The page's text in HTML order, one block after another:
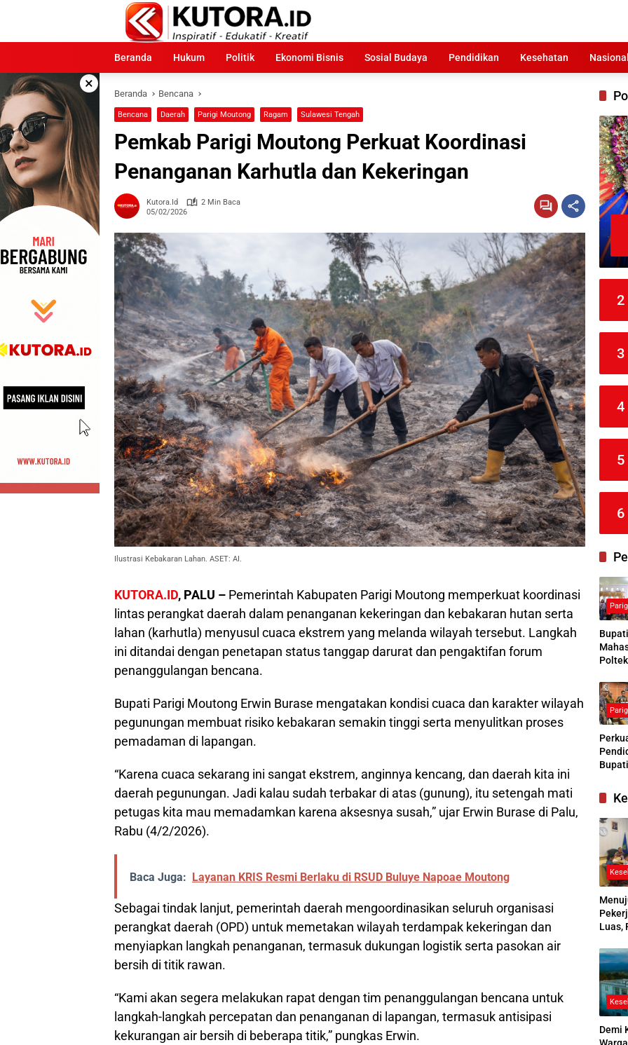
Beranda
Hukum Politik Ekonomi Bisnis Sosial Budaya Pendidikan Kesehatan Nasional
×
Beranda Bencana
Bencana Daerah Parigi Moutong Ragam Sulawesi Tengah
Pemkab Parigi Moutong Perkuat Koordinasi
Penanganan Karhutla dan Kekeringan
Kutora.id
2 Min Baca
05/02/2026
Ilustrasi Kebakaran Lahan. ASET: AI.
KUTORA.ID, PALU – Pemerintah Kabupaten Parigi Moutong memperkuat koordinasi
lintas perangkat daerah dalam penanganan kekeringan dan kebakaran hutan serta
lahan (karhutla) menyusul cuaca ekstrem yang melanda wilayah tersebut. Langkah
ini ditandai dengan penetapan status tanggap darurat dan pengaktifan forum
penanggulangan bencana.
Bupati Parigi Moutong Erwin Burase mengatakan kondisi cuaca dan karakter wilayah
pegunungan membuat risiko kebakaran semakin tinggi serta menyulitkan proses
pemadaman di lapangan.
“Karena cuaca sekarang ini sangat ekstrem, anginnya kencang, dan daerah kita ini
daerah pegunungan. Jadi kalau sudah terbakar di atas (gunung), itu setengah mati
petugas kita mau memadamkan karena aksesnya susah,” ujar Erwin Burase di Palu,
Rabu (4/2/2026).
Baca Juga: Layanan KRIS Resmi Berlaku di RSUD Buluye Napoae Moutong
Sebagai tindak lanjut, pemerintah daerah mengoordinasikan seluruh organisasi
perangkat daerah (OPD) untuk memetakan wilayah terdampak kekeringan dan
menyiapkan langkah penanganan, termasuk dukungan logistik serta pasokan air
bersih di titik rawan.
“Kami akan segera melakukan rapat dengan tim penanggulangan bencana untuk
langkah-langkah percepatan dan penanganan di lapangan, termasuk antisipasi
kekurangan air bersih di beberapa titik,” pungkas Erwin.
2
3
4
5
6
Sosial
Luas,
2026
Demi